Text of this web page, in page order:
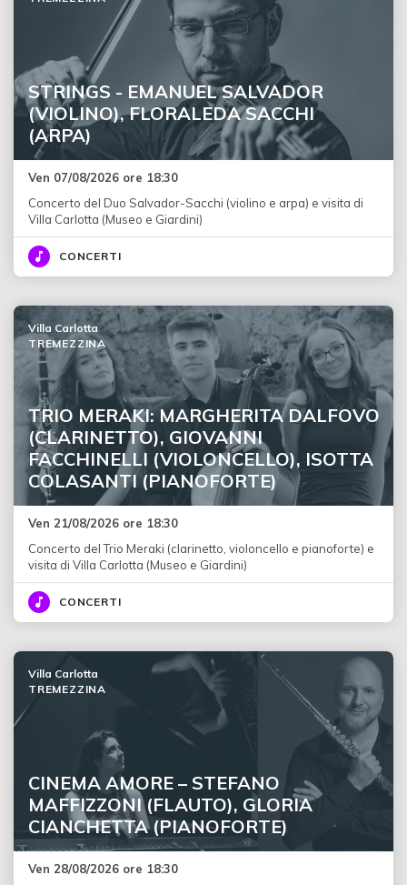
STRINGS - EMANUEL SALVADOR
(VIOLINO), FLORALEDA SACCHI
(ARPA)
Ven 07/08/2026 ore 18:30
Concerto del Duo Salvador-Sacchi (violino e arpa) e visita di
Villa Carlotta (Museo e Giardini)
CONCERTI
TRIO MERAKI: MARGHERITA DALFOVO
(CLARINETTO), GIOVANNI
FACCHINELLI (VIOLONCELLO), ISOTTA
COLASANTI (PIANOFORTE)
Villa Carlotta
TREMEZZINA
Ven 21/08/2026 ore 18:30
Concerto del Trio Meraki (clarinetto, violoncello e pianoforte) e
visita di Villa Carlotta (Museo e Giardini)
CONCERTI
CINEMA AMORE – STEFANO
MAFFIZZONI (FLAUTO), GLORIA
CIANCHETTA (PIANOFORTE)
Villa Carlotta
TREMEZZINA
Ven 28/08/2026 ore 18:30